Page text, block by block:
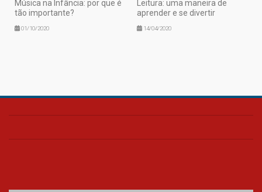
Música na Infância: por que é
tão importante?
01/10/2020
Leitura: uma maneira de
aprender e se divertir
14/04/2020